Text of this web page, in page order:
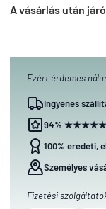
A vásárlás után
Ezért érdemes
Ingyenes
94% ★★★★★
100% eredeti,
Személyes
Fizetési